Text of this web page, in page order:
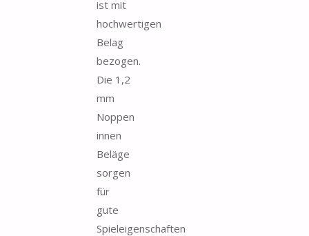
ist mit
hochwertigen
Belag
bezogen.
Die 1,2
mm
Noppen
innen
Beläge
sorgen
für
gute
Spieleigenschaften